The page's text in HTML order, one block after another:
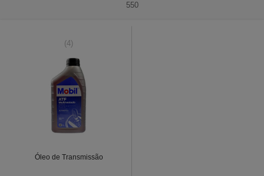
550
(4)
Óleo de Transmissão